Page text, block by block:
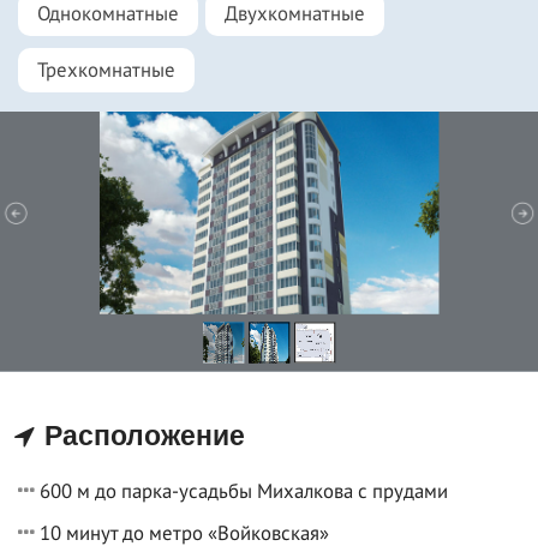
Однокомнатные Двухкомнатные
Трехкомнатные
Расположение
600 м до парка-усадьбы Михалкова с прудами
10 минут до метро «Войковская»